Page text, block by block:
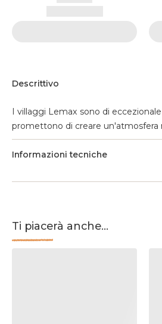
Descrittivo
I villaggi Lemax sono di
promettono di creare un'atmosfera
Informazioni tecniche
Ti piacerà anche...